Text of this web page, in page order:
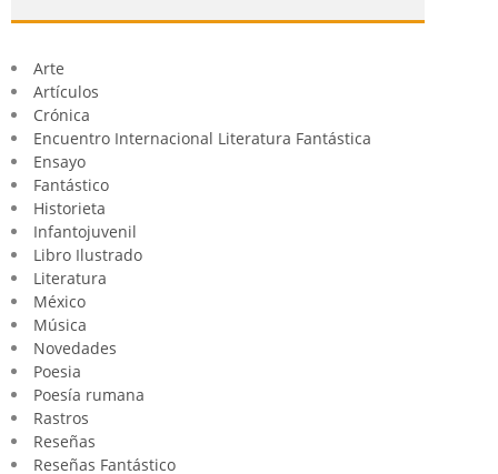
Arte
Artículos
Crónica
Encuentro Internacional Literatura Fantástica
Ensayo
Fantástico
Historieta
Infantojuvenil
Libro Ilustrado
Literatura
México
Música
Novedades
Poesia
Poesía rumana
Rastros
Reseñas
Reseñas Fantástico